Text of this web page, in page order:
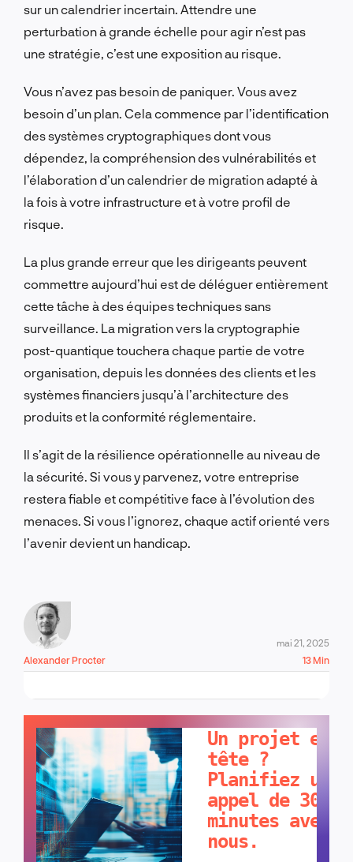
sur un calendrier incertain. Attendre une
perturbation à grande échelle pour agir n’est pas
une stratégie, c’est une exposition au risque.
Vous n’avez pas besoin de paniquer. Vous avez
besoin d’un plan. Cela commence par l’identification
des systèmes cryptographiques dont vous
dépendez, la compréhension des vulnérabilités et
l’élaboration d’un calendrier de migration adapté à
la fois à votre infrastructure et à votre profil de
risque.
La plus grande erreur que les dirigeants peuvent
commettre aujourd’hui est de déléguer entièrement
cette tâche à des équipes techniques sans
surveillance. La migration vers la cryptographie
post-quantique touchera chaque partie de votre
organisation, depuis les données des clients et les
systèmes financiers jusqu’à l’architecture des
produits et la conformité réglementaire.
Il s’agit de la résilience opérationnelle au niveau de
la sécurité. Si vous y parvenez, votre entreprise
restera fiable et compétitive face à l’évolution des
menaces. Si vous l’ignorez, chaque actif orienté vers
l’avenir devient un handicap.
Alexander Procter
mai 21, 2025
13 Min
Un projet en
tête ?
Planifiez un
appel de 30
minutes avec
nous.